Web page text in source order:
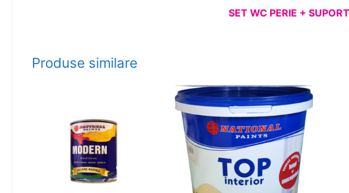
SET WC PERIE +
Produse similare